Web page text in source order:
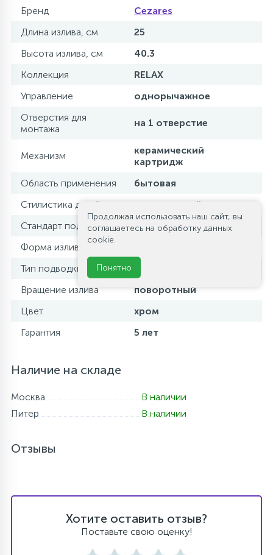
Бренд
Cezares
Длина излива, см
25
Высота излива, см
40.3
Коллекция
RELAX
Управление
однорычажное
Отверстия для
монтажа
на 1 отверстие
Механизм
керамический
картридж
Область применения
бытовая
Стилистика дизайна
современный стиль
Стандарт подводки
1/2
Форма излива
Тип подводки
Вращение излива
поворотный
Цвет
хром
Гарантия
5 лет
Наличие на складе
Москва
В наличии
Питер
В наличии
Отзывы
Хотите оставить отзыв?
Поставьте свою оценку!
Продолжая использовать наш сайт, вы
соглашаетесь на обработку данных
cookie.
Понятно